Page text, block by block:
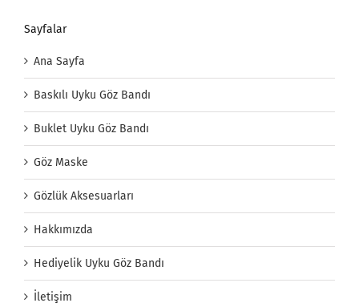
Sayfalar
Ana Sayfa
Baskılı Uyku Göz Bandı
Buklet Uyku Göz Bandı
Göz Maske
Gözlük Aksesuarları
Hakkımızda
Hediyelik Uyku Göz Bandı
İletişim